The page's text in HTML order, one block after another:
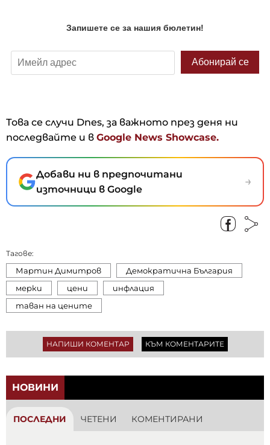
Това се случи Dnes, за важното през деня ни
последвайте и в Google News Showcase.
Добави ни в предпочитани
източници в Google
→
Тагове:
Мартин Димитров
Демократична България
мерки
цени
инфлация
таван на цените
НАПИШИ КОМЕНТАР КЪМ КОМЕНТАРИТЕ
НОВИНИ
ПОСЛЕДНИ ЧЕТЕНИ КОМЕНТИРАНИ